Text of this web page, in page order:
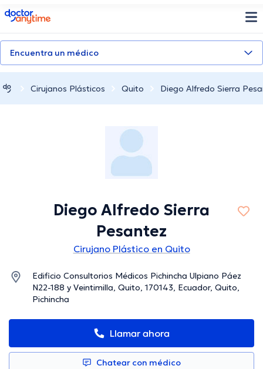
doctoranytime
Encuentra un médico
Cirujanos Plásticos Quito Diego Alfredo Sierra
Diego Alfredo Sierra
Pesantez
Cirujano Plástico en Quito
Edificio Consultorios Médicos Pichincha Ulpiano Páez
N22-188 y Veintimilla, Quito, 170143, Ecuador, Quito,
Pichincha
Llamar ahora
Chatear con médico